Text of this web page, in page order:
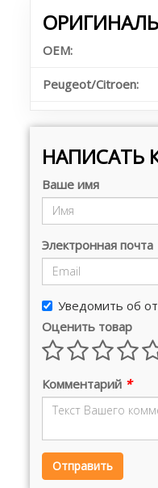
OEM:
Peugeot/Citroen:
НАПИСАТЬ
Ваше имя
Электронная почта
Уведомить об
Оценить товар
Комментарий *
Отправить